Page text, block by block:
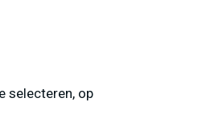
selecteren, op